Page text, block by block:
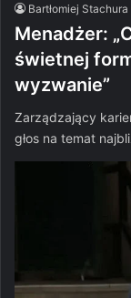
Bartłomiej Stachura
Menadżer:
świetnej
wyzwanie”
Zarządzający
głos na temat